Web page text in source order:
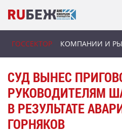
ГОССЕКТОР КОМПАНИИ И
СУД ВЫНЕС
РУКОВОДИТЕЛЯМ
В РЕЗУЛЬТАТЕ
ГОРНЯКОВ